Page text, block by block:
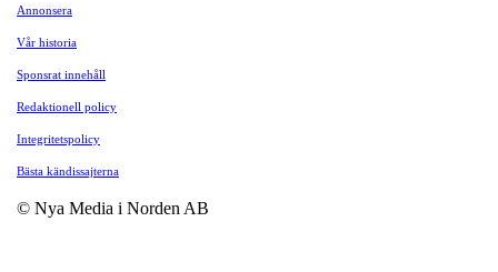
Annonsera
Vår historia
Sponsrat innehåll
Redaktionell policy
Integritetspolicy
Bästa kändissajterna
© Nya Media i Norden AB